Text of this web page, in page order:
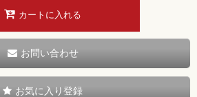
カートに入れる
お問い合わせ
お気に入り登録